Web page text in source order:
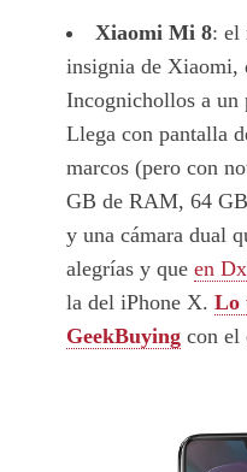
Xiaomi Mi 8: el
insignia de Xiaomi,
Incognichollos a un
Llega con pantalla
marcos (pero con
GB de RAM, 64
y una cámara dual
alegrías y que en
la del iPhone X. Lo
GeekBuying con el